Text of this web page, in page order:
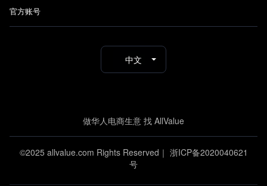
官方账号
中文
做华人电商生意 找 AllValue
©2025 allvalue.com Rights Reserved｜ 浙ICP备2020040621
号